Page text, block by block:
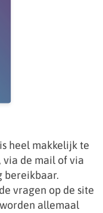
heel makkelijk te
via de mail of via
bereikbaar.
vragen op de site
allemaal